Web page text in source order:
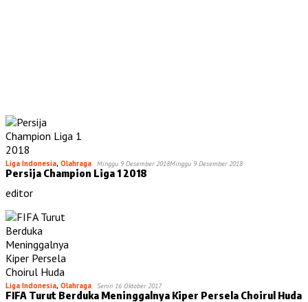
Liga Indonesia, Olahraga Minggu 9 Desember 2018Minggu 9 Desember 2018
Persija Champion Liga 1 2018
editor
Liga Indonesia, Olahraga Senin 16 Oktober 2017
FIFA Turut Berduka Meninggalnya Kiper Persela Choirul Huda